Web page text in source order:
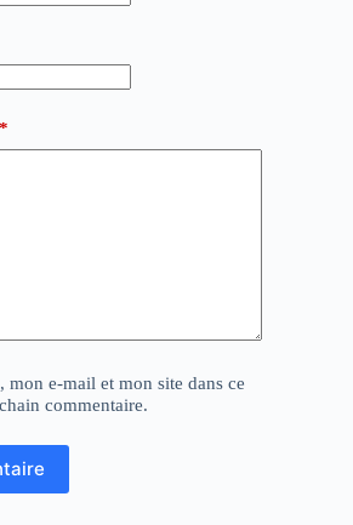
*
mon e-mail et mon site dans ce
commentaire.